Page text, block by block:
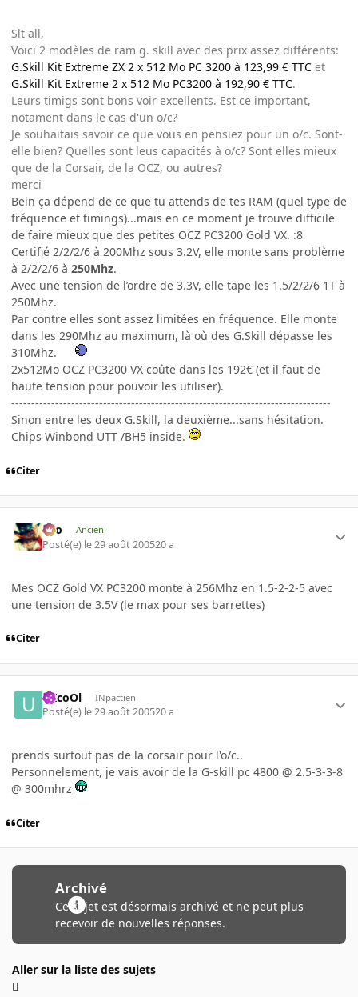
Slt all,
Voici 2 modèles de ram g. skill avec des prix assez différents:
G.Skill Kit Extreme ZX 2 x 512 Mo PC 3200 à 123,99 € TTC et
G.Skill Kit Extreme 2 x 512 Mo PC3200 à 192,90 € TTC.
Leurs timigs sont bons voir excellents. Est ce important,
notament dans le cas d'un o/c?
Je souhaitais savoir ce que vous en pensiez pour un o/c. Sont-
elle bien? Quelles sont leus capacités à o/c? Sont elles mieux
que de la Corsair, de la OCZ, ou autres?
merci
Bein ça dépend de ce que tu attends de tes RAM (quel type de
fréquence et timings)...mais en ce moment je trouve difficile
de faire mieux que des petites OCZ PC3200 Gold VX. :8
Certifié 2/2/2/6 à 200Mhz sous 3.2V, elle monte sans problème
à 2/2/2/6 à 250Mhz.
Avec une tension de l’ordre de 3.3V, elle tape les 1.5/2/2/6 1T à
250Mhz.
Par contre elles sont assez limitées en fréquence. Elle monte
dans les 290Mhz au maximum, là où des G.Skill dépasse les
310Mhz.
2x512Mo OCZ PC3200 VX coûte dans les 192€ (et il faut de
haute tension pour pouvoir les utiliser).
--------------------------------------------------------------------------------
Sinon entre les deux G.Skill, la deuxième...sans hésitation.
Chips Winbond UTT /BH5 inside.
Citer
eYo Ancien
Posté(e) le 29 août 200520 a
Mes OCZ Gold VX PC3200 monte à 256Mhz en 1.5-2-2-5 avec
une tension de 3.5V (le max pour ses barrettes)
Citer
uXcoOl INpactien
Posté(e) le 29 août 200520 a
prends surtout pas de la corsair pour l'o/c..
Personnelement, je vais avoir de la G-skill pc 4800 @ 2.5-3-3-8
@ 300mhrz
Citer
Archivé
Ce sujet est désormais archivé et ne peut plus
recevoir de nouvelles réponses.
Aller sur la liste des sujets